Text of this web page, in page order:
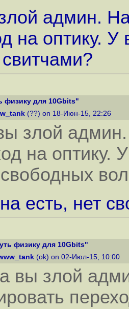
админ. На
на оптику. У
физику для 10Gbits"
(??) on 18-Июн-15, 22:26
злой админ.
на оптику.
есть, нет
физику для 10Gbits"
(ok) on 02-Июл-15, 10:00
вы злой